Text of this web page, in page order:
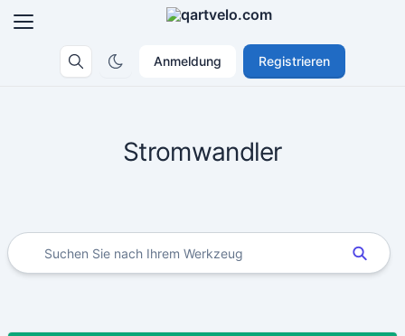
Anmeldung Registrieren
Stromwandler